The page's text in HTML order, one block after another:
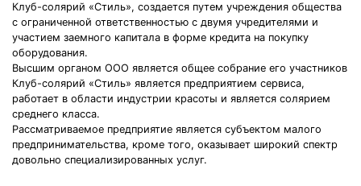
Клуб-солярий «Стиль», создается путем учреждения общества
с ограниченной ответственностью с двумя учредителями и
участием заемного капитала в форме кредита на покупку
оборудования.
Высшим органом ООО является общее собрание его участников
Клуб-солярий «Стиль» является предприятием сервиса,
работает в области индустрии красоты и является солярием
среднего класса.
Рассматриваемое предприятие является субъектом малого
предпринимательства, кроме того, оказывает широкий спектр
довольно специализированных услуг.